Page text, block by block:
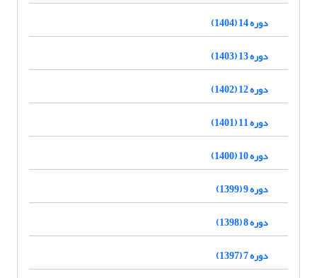
دوره 14 (1404)
دوره 13 (1403)
دوره 12 (1402)
دوره 11 (1401)
دوره 10 (1400)
دوره 9 (1399)
دوره 8 (1398)
دوره 7 (1397)